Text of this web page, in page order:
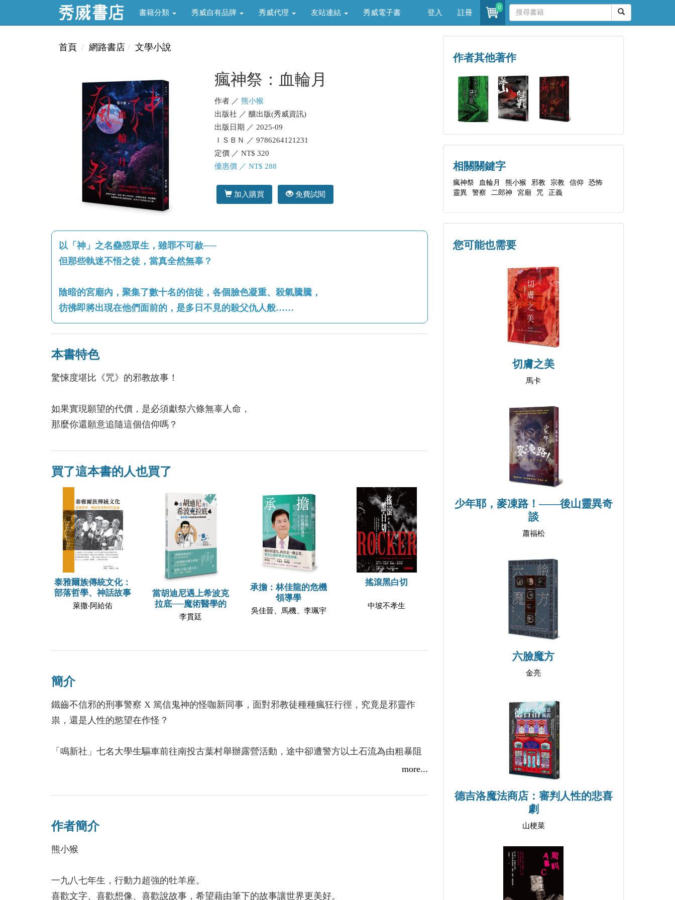
書籍分類 秀威自有品牌 秀威代理 友站連結 秀威電子書 登入 註冊
0
首頁 網路書店 文學小說
瘋神祭：血輪月
作者 ／ 熊小猴
出版社 ／ 釀出版(秀威資訊)
出版日期 ／ 2025-09
ＩＳＢＮ ／ 9786264121231
定價 ／ NT$ 320
優惠價 ／ NT$ 288
加入購買 免費試閱
以「神」之名蠱惑眾生，雖罪不可赦──
但那些執迷不悟之徒，當真全然無辜？
陰暗的宮廟內，聚集了數十名的信徒，各個臉色凝重、殺氣騰騰，
彷彿即將出現在他們面前的，是多日不見的殺父仇人般……
本書特色
驚悚度堪比《咒》的邪教故事！
如果實現願望的代價，是必須獻祭六條無辜人命，
那麼你還願意追隨這個信仰嗎？
買了這本書的人也買了
泰雅爾族傳統文化：
部落哲學、神話故事
萊撒‧阿給佑
當胡迪尼遇上希波克
拉底──魔術醫學的
李貫廷
承擔：林佳龍的危機
領導學
吳佳晉、馬機、李珮宇
搖滾黑白切
中坡不孝生
簡介
鐵齒不信邪的刑事警察 X 篤信鬼神的怪咖新同事，面對邪教徒種種瘋狂行徑，究竟是邪靈作
祟，還是人性的慾望在作怪？
「鳴新社」七名大學生驅車前往南投古葉村舉辦露營活動，途中卻遭警方以土石流為由粗暴阻
諸如夥伴離奇失蹤、休旅車遭到焚毀……甚至出現如行屍走肉般的邪教信徒對他們展開攻擊。
與此同時，羅宇龍與王大同持續追查邪教的陰謀。他們發現，這群信徒正密謀在古葉村重新集
根據邪法，儀式需犧牲六名年輕的處男處女，將鮮血奉獻給邪靈，而這群上山的大學生，正是
more...
作者簡介
熊小猴
一九八七年生，行動力超強的牡羊座。
喜歡文字、喜歡想像、喜歡說故事，希望藉由筆下的故事讓世界更美好。
作者其他著作
相關關鍵字
瘋神祭 血輪月 熊小猴 邪教 宗教 信仰
恐怖
靈異
警察 二郎神 宮廟 咒 正義
您可能也需要
切膚之美
馬卡
少年耶，麥凍路！——後山靈異奇
談
蕭福松
六臉魔方
金亮
德吉洛魔法商店：審判人性的悲喜
劇
山梗菜